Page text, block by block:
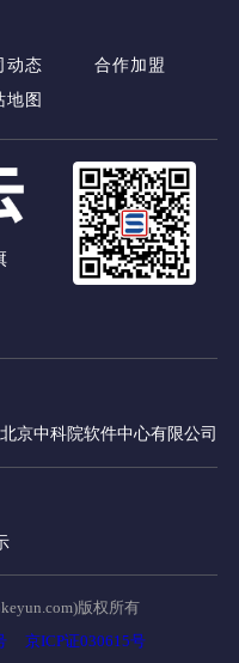
动态
合作加盟
地图
北京中科院软件中心有限公司
版权所有
京ICP证030615号